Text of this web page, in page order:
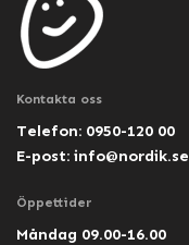
Kontakta oss
Telefon: 0950-120 00
E-post: info@nordik.se
Öppettider
Måndag 09.00-16.00